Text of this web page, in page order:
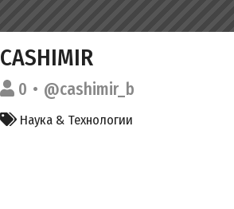
CASHIMIR
0 @cashimir_b
Наука & Технологии